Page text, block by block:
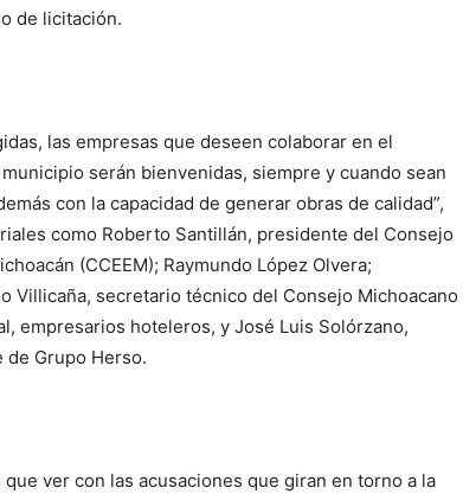
de licitación.
las empresas que deseen colaborar en el
serán bienvenidas, siempre y cuando sean
con la capacidad de generar obras de calidad”,
como Roberto Santillán, presidente del Consejo
(CCEEM); Raymundo López Olvera;
Villicaña, secretario técnico del Consejo Michoacano
empresarios hoteleros, y José Luis Solórzano,
Grupo Herso.
ver con las acusaciones que giran en torno a la